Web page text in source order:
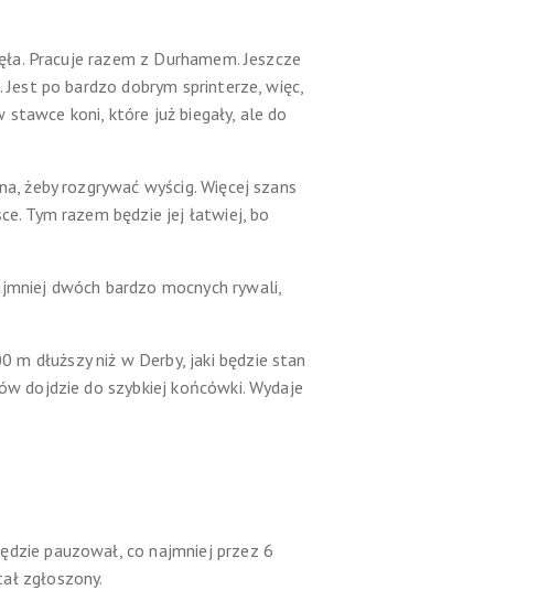
Pracuje razem z Durhamem. Jeszcze
po bardzo dobrym sprinterze, więc,
koni, które już biegały, ale do
żeby rozgrywać wyścig. Więcej szans
Tym razem będzie jej łatwiej, bo
dwóch bardzo mocnych rywali,
dłuższy niż w Derby, jaki będzie stan
dojdzie do szybkiej końcówki. Wydaje
pauzował, co najmniej przez 6
zgłoszony.